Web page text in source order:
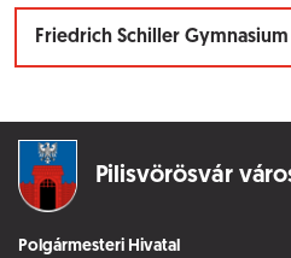
Friedrich Schiller
Pilisvörösvár
Polgármesteri Hivatal